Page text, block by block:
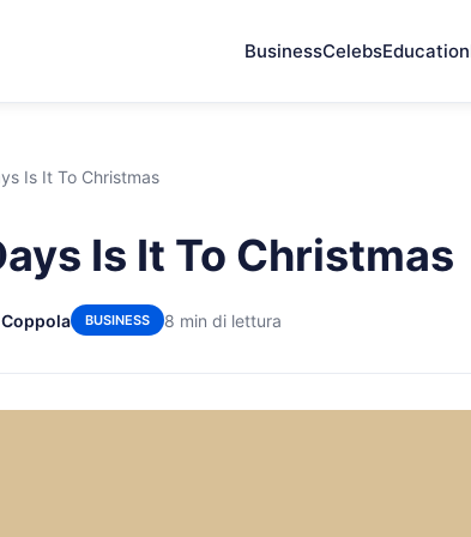
BusinessCelebsEducation
Is It To Christmas
Is It To Christmas
BUSINESS 8 min di lettura